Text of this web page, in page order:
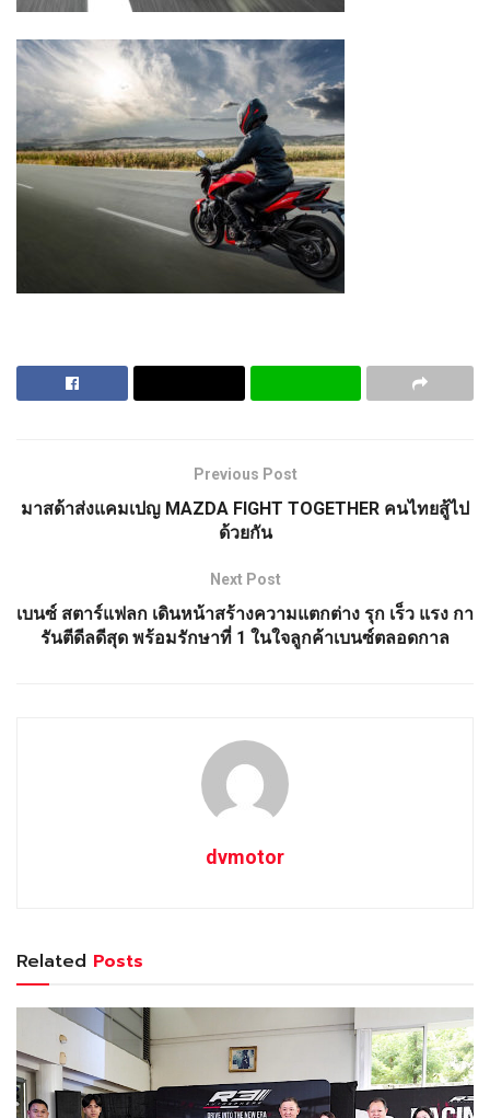
Previous Post
มาสด้าส่งแคมเปญ MAZDA FIGHT TOGETHER คนไทยสู้ไป
ด้วยกัน
Next Post
เบนซ์ สตาร์แฟลก เดินหน้าสร้างความแตกต่าง รุก เร็ว แรง กา
รันตีดีลดีสุด พร้อมรักษาที่ 1 ในใจลูกค้าเบนซ์ตลอดกาล
dvmotor
Related Posts